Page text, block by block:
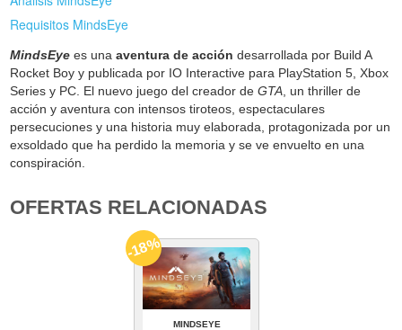
Requisitos MindsEye
MindsEye es unaaventura de acción desarrollada por Build A
Rocket Boy y publicada por IO Interactive para PlayStation 5, Xbox
Series y PC. El nuevo juego del creador deGTA , un thriller de
acción y aventura con intensos tiroteos, espectaculares
persecuciones y una historia muy elaborada, protagonizada por un
exsoldado que ha perdido la memoria y se ve envuelto en una
conspiración.
OFERTAS RELACIONADAS
MINDSEYE
-18%